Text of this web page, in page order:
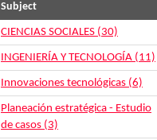
Subject
CIENCIAS SOCIALES (30)
INGENIERÍA Y TECNOLOGÍA (11)
Innovaciones tecnológicas (6)
Planeación estratégica - Estudio
de casos (3)